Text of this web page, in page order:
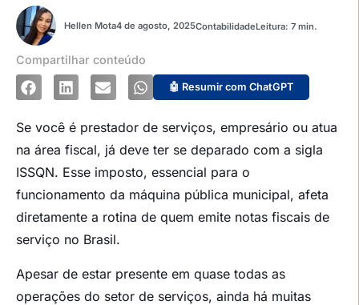
Hellen Mota4 de agosto, 2025Contabilidade
Compartilhar conteúdo
🤖 Resumir com ChatGPT
Se você é prestador de serviços, empresário ou atua
na área fiscal, já deve ter se deparado com a sigla
ISSQN. Esse imposto, essencial para o
funcionamento da máquina pública municipal, afeta
diretamente a rotina de quem emite notas fiscais de
serviço no Brasil.
Apesar de estar presente em quase todas as
operações do setor de serviços, ainda há muitas